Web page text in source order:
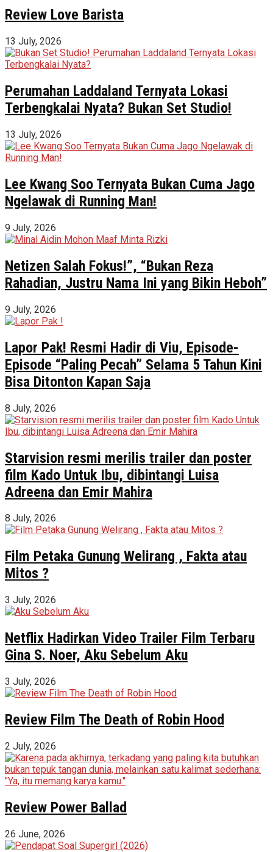
Review Love Barista
13 July, 2026
Perumahan Laddaland Ternyata Lokasi
Terbengkalai Nyata? Bukan Set Studio!
13 July, 2026
Lee Kwang Soo Ternyata Bukan Cuma Jago
Ngelawak di Running Man!
9 July, 2026
Netizen Salah Fokus!”, “Bukan Reza
Rahadian, Justru Nama Ini yang Bikin Heboh”
9 July, 2026
Lapor Pak! Resmi Hadir di Viu, Episode-
Episode “Paling Pecah” Selama 5 Tahun Kini
Bisa Ditonton Kapan Saja
8 July, 2026
Starvision resmi merilis trailer dan poster
film Kado Untuk Ibu, dibintangi Luisa
Adreena dan Emir Mahira
8 July, 2026
Film Petaka Gunung Welirang , Fakta atau
Mitos ?
3 July, 2026
Netflix Hadirkan Video Trailer Film Terbaru
Gina S. Noer, Aku Sebelum Aku
3 July, 2026
Review Film The Death of Robin Hood
2 July, 2026
Review Power Ballad
26 June, 2026